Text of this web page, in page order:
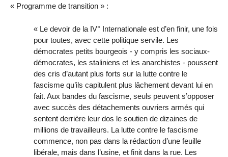
« Programme de transition » :
« Le devoir de la IV° Internationale est d’en finir, une fois
pour toutes, avec cette politique servile. Les
démocrates petits bourgeois - y compris les sociaux-
démocrates, les staliniens et les anarchistes - poussent
des cris d’autant plus forts sur la lutte contre le
fascisme qu’ils capitulent plus lâchement devant lui en
fait. Aux bandes du fascisme, seuls peuvent s’opposer
avec succès des détachements ouvriers armés qui
sentent derrière leur dos le soutien de dizaines de
millions de travailleurs. La lutte contre le fascisme
commence, non pas dans la rédaction d’une feuille
libérale, mais dans l’usine, et finit dans la rue. Les